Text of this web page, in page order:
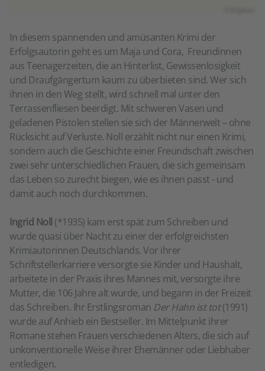
In diesem spannenden und amüsanten Krimi der
Erfolgsautorin geht es um Maja und Cora, Freundinnen
aus Teenagerzeiten, die an Hinterlist, Gewissenlosigkeit
und Draufgängertum kaum zu überbieten sind. Wer sich
ihnen in den Weg stellt, wird schnell mal unter den
Terrassenfliesen beerdigt. Mit schweren Vasen und
geladenen Pistolen stellen sie sich der Männerwelt – ohne
Rücksicht auf Verluste. Noll erzählt nicht nur einen Krimi,
sondern auch die Geschichte einer Freundschaft zwischen
zwei sehr unterschiedlichen Frauen, die sich gemeinsam
das Leben so zurecht biegen, wie es ihnen passt - und
damit auch noch durchkommen.
Ingrid Noll (*1935) kam erst spät zum Schreiben und
wurde quasi über Nacht zu einer der erfolgreichsten
Krimiautorinnen Deutschlands. Vor ihrer
Schriftstellerkarriere versorgte sie Kinder und Haushalt,
arbeitete in der Praxis ihres Mannes mit, versorgte ihre
Mutter, die 106 Jahre alt wurde, und begann in der Freizeit
das Schreiben. Ihr Erstlingsroman Der Hahn ist tot(1991)
wurde auf Anhieb ein Bestseller. Im Mittelpunkt ihrer
Romane stehen Frauen verschiedenen Alters, die sich auf
unkonventionelle Weise ihrer Ehemänner oder Liebhaber
entledigen.